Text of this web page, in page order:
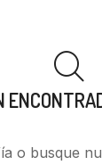
o busque